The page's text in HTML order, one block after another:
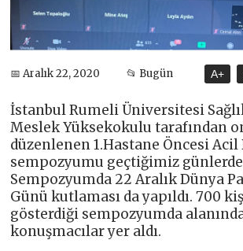
📅 Aralık 22, 2020 📂 Bugün A+
İstanbul Rumeli Üniversitesi
Meslek Yüksekokulu tarafından
düzenlenen 1.Hastane Öncesi Acil
sempozyumu geçtiğimiz
Sempozyumda 22 Aralık Dünya
Günü kutlaması da yapıldı. 700
gösterdiği sempozyumda
konuşmacılar yer aldı.